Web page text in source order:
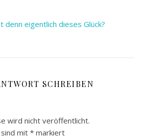
denn eigentlich dieses Glück?
SCHREIBEN
wird nicht veröffentlicht.
mit * markiert